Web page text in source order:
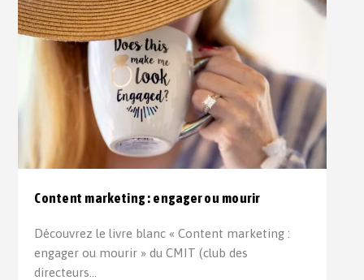
Content marketing : engager ou mourir
Découvrez le livre blanc « Content marketing :
engager ou mourir » du CMIT (club des
directeurs...